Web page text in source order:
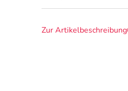
Zur Artikelbeschreibung